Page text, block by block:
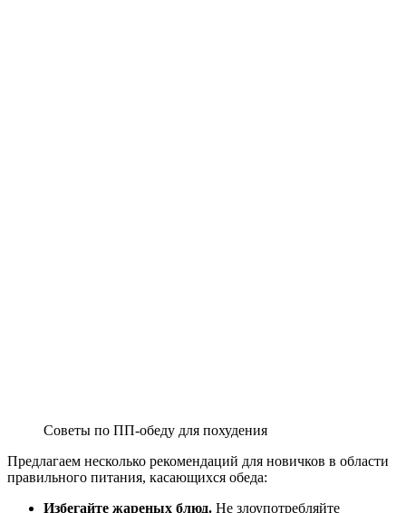
Советы по ПП-обеду для похудения
Предлагаем несколько рекомендаций для новичков в области
правильного питания, касающихся обеда:
Избегайте жареных блюд. Не злоупотребляйте